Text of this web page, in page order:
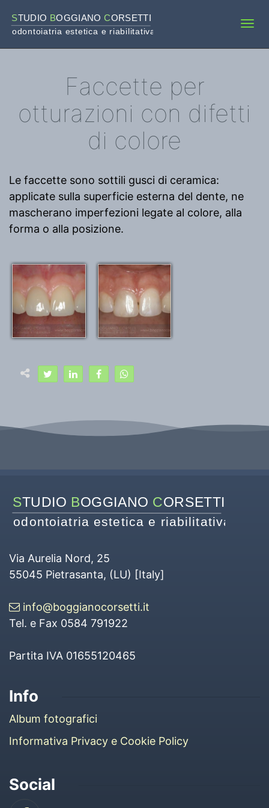
STUDIO BOGGIANO CORSETTI
odontoiatria estetica e riabilitativa
Faccette per
otturazioni con difetti
di colore
Le faccette sono sottili gusci di ceramica:
applicate sulla superficie esterna del dente, ne
mascherano imperfezioni legate al colore, alla
forma o alla posizione.
STUDIO BOGGIANO CORSETTI
odontoiatria estetica e riabilitativa
Via Aurelia Nord, 25
55045 Pietrasanta, (LU) [Italy]
info@boggianocorsetti.it
Tel. e Fax 0584 791922
Partita IVA 01655120465
Info
Album fotografici
Informativa Privacy e Cookie Policy
Social